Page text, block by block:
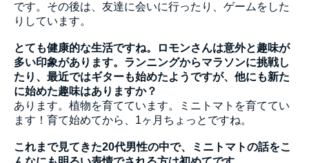
です。その後は、友達に会いに行ったり、ゲームをした
りしています。
とても健康的な生活ですね。ロモンさんは意外と趣味が
多い印象があります。ランニングからマラソンに挑戦し
たり、最近ではギターも始めたようですが、他にも新た
に始めた趣味はありますか？
あります。植物を育てています。ミニトマトを育ててい
ます！育て始めてから、1ヶ月ちょっとですね。
これまで見てきた20代男性の中で、ミニトマトの話をこ